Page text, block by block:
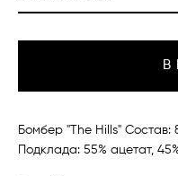
В
Бомбер "The Hills" Состав:
Подклада: 55% ацетат,